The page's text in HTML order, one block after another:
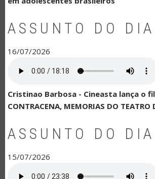
ASSUNTO DO DIA
16/07/2026
Cristinao Barbosa - Cineasta lança o
CONTRACENA, MEMORIAS DO TEATRO
ASSUNTO DO DIA
15/07/2026